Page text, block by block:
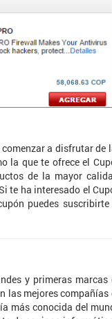
a disfrutar de
la que te ofrece el
de la mayor
te ha interesado el
puedes
y primeras marcas
las mejores compañías
más conocida del